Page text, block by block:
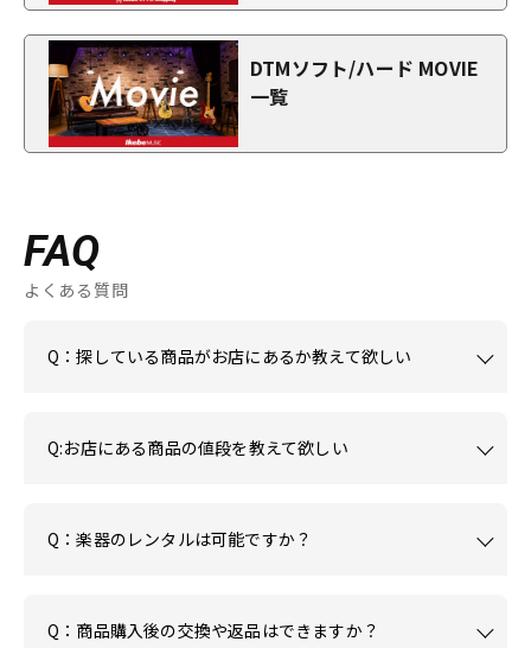
DTMソフト/ハード MOVIE
一覧
FAQ
よくある質問
Q：探している商品がお店にあるか教えて欲しい
Q:お店にある商品の値段を教えて欲しい
Q：楽器のレンタルは可能ですか？
Q：商品購入後の交換や返品はできますか？